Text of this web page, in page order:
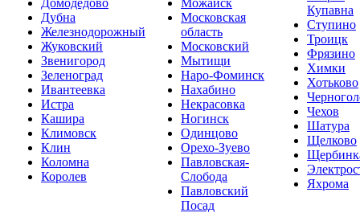
Домодедово
Дубна
Железнодорожный
Жуковский
Звенигород
Зеленоград
Ивантеевка
Истра
Кашира
Климовск
Клин
Коломна
Королев
Можайск
Московская
область
Московский
Мытищи
Наро-Фоминск
Нахабино
Некрасовка
Ногинск
Одинцово
Орехо-Зуево
Павловская-
Слобода
Павловский
Посад
Купавна
Ступино
Троицк
Фрязино
Химки
Хотьково
Чехов
Шатура
Щелково
Яхрома